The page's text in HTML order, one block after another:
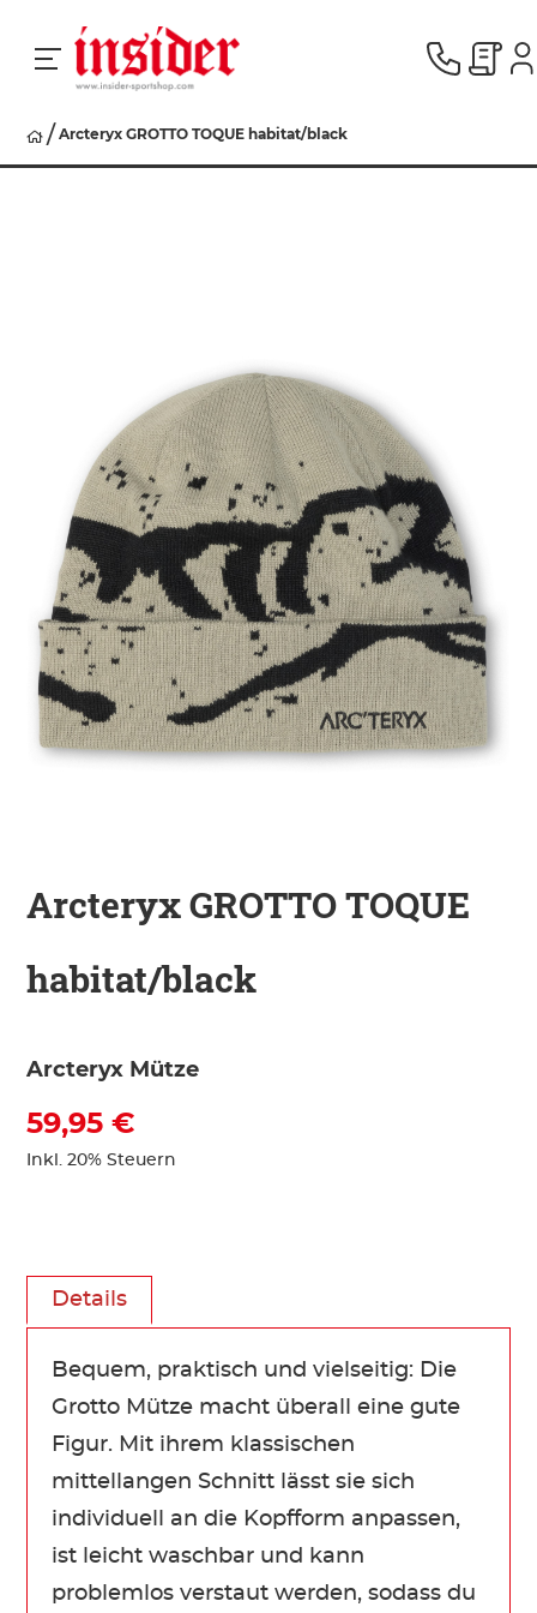
RACING
DAMEN
KINDER
ZUBEHÖR
VERLEIH
Arcteryx GROTTO TOQUE habitat/black
Arcteryx GROTTO TOQUE
habitat/black
Arcteryx Mütze
59,95 €
Inkl. 20% Steuern
Details
Bequem, praktisch und vielseitig: Die
Grotto Mütze macht überall eine gute
Figur. Mit ihrem klassischen
mittellangen Schnitt lässt sie sich
individuell an die Kopfform anpassen,
ist leicht waschbar und kann
problemlos verstaut werden, sodass du